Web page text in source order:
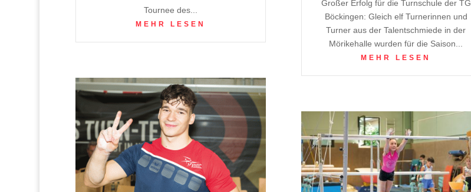
Tournee des...
MEHR LESEN
Großer Erfolg für die Turnschule der TG
Böckingen: Gleich elf Turnerinnen und
Turner aus der Talentschmiede in der
Mörikehalle wurden für die Saison...
MEHR LESEN